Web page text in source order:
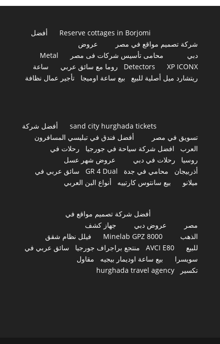
Reserve cottages in Borjomi
أفضل
شركة تصميم مواقع في مصر
عروض
دبي
محامى تأسيس شركات فى مصر
Metal
Detectors
XP ICONX روما مع سائق عربي
ساعة
ريتشارد ميل أصلية للبيع
بيع ساعة اوميجا تأجير عمال نظافة
sand city hurghada tickets
أفضل شركة
تسويق في مصر
أفضل فندق في تبليسي المسافرون
العرب
افضل شركة سياحة في جورجيا
رحلات في
روسيا
رحلات في دبي
عروض شهر عسل
أذربيجان
محامي في جدة GR 4 Dual
سائق عربي في
ميلانو
بيع سانتوس كارتييه أنواع البن العربي
أفضل شركة تصميم مواقع في
مصر
عروض دبي
جهاز كشف
الذهب
Minelab GPZ 8000
فيلل نظام شقق
للبيع
AVCI E80 منتجع براجراف جورجيا
سائق عربي في
سويسرا
بيع ساعة اوديمار بيجيه
مقاول
تكسير
hurghada travel agency